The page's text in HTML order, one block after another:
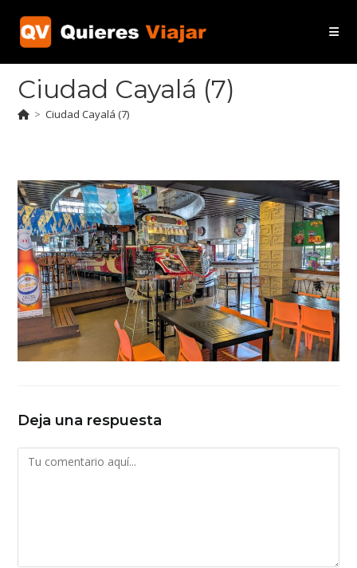
contenido
Ciudad Cayalá (7)
> Ciudad Cayalá (7)
Deja una respuesta
Comentario